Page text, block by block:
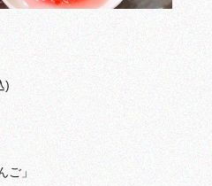
)
ご」